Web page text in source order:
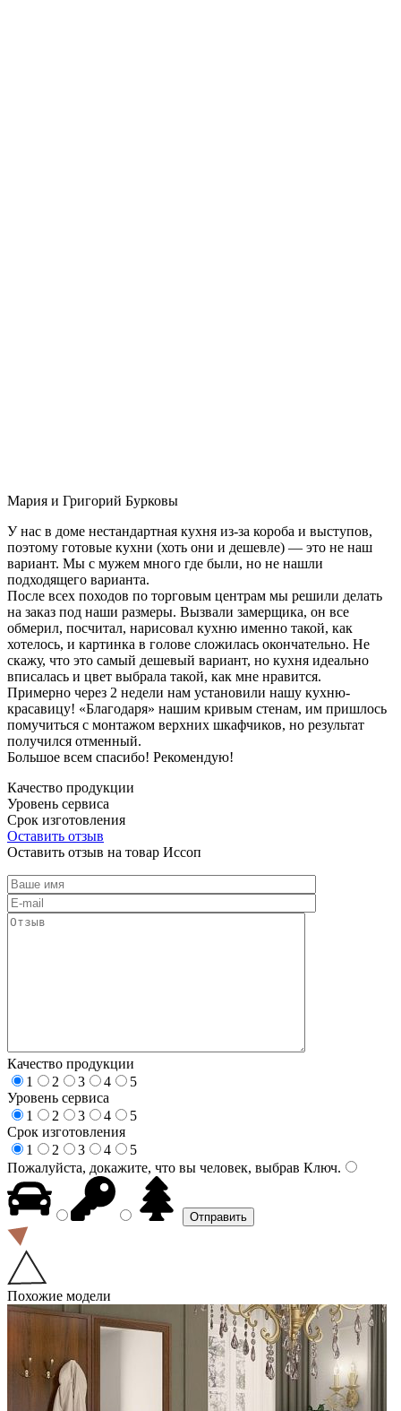
Мария и Григорий Бурковы
У нас в доме нестандартная кухня из-за короба и выступов,
поэтому готовые кухни (хоть они и дешевле) — это не наш
вариант. Мы с мужем много где были, но не нашли
подходящего варианта.
После всех походов по торговым центрам мы решили делать
на заказ под наши размеры. Вызвали замерщика, он все
обмерил, посчитал, нарисовал кухню именно такой, как
хотелось, и картинка в голове сложилась окончательно. Не
скажу, что это самый дешевый вариант, но кухня идеально
вписалась и цвет выбрала такой, как мне нравится.
Примерно через 2 недели нам установили нашу кухню-
красавицу! «Благодаря» нашим кривым стенам, им пришлось
помучиться с монтажом верхних шкафчиков, но результат
получился отменный.
Большое всем спасибо! Рекомендую!
Качество продукции
Уровень сервиса
Срок изготовления
Оставить отзыв
Оставить отзыв на товар Иссоп
Качество продукции
1
2 3 4
5
Уровень сервиса
1
2 3 4
5
Срок изготовления
1
2 3 4
5
Пожалуйста, докажите, что вы человек, выбрав Ключ.
Похожие модели